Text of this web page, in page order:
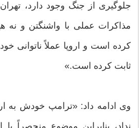
جلوگیری از جنگ وجود دارد،
مذاکرات عملی با واشنگتن و نه
کرده است و اروپا عملاً ناتوانی
ثابت کرده است.»
وی ادامه داد: «ترامپ خودش به